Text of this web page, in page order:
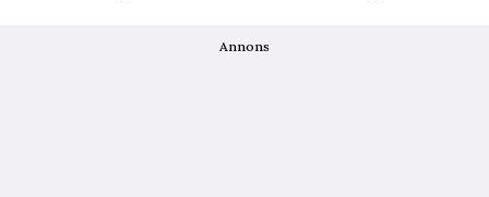
Annons